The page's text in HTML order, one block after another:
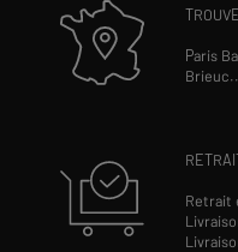
Paris
Brieuc
Retrait